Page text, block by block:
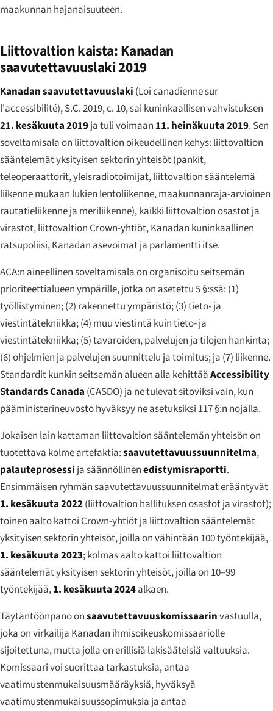
maakunnan hajanaisuuteen.
Liittovaltion kaista: Kanadan
saavutettavuuslaki 2019
Kanadan saavutettavuuslaki (Loi canadienne sur
l'accessibilité), S.C. 2019, c. 10, sai kuninkaallisen vahvistuksen
21. kesäkuuta 2019ja tuli voimaan 11. heinäkuuta 2019. Sen
soveltamisala on liittovaltion oikeudellinen kehys: liittovaltion
sääntelemät yksityisen sektorin yhteisöt (pankit,
teleoperaattorit, yleisradiotoimijat, liittovaltion sääntelemä
liikenne mukaan lukien lentoliikenne, maakunnanraja-arvioinen
rautatieliikenne ja meriliikenne), kaikki liittovaltion osastot ja
virastot, liittovaltion Crown-yhtiöt, Kanadan kuninkaallinen
ratsupoliisi, Kanadan asevoimat ja parlamentti itse.
ACA:n aineellinen soveltamisala on organisoitu seitsemän
prioriteettialueen ympärille, jotka on asetettu 5 §:ssä: (1)
työllistyminen; (2) rakennettu ympäristö; (3) tieto- ja
viestintätekniikka; (4) muu viestintä kuin tieto- ja
viestintätekniikka; (5) tavaroiden, palvelujen ja tilojen hankinta;
(6) ohjelmien ja palvelujen suunnittelu ja toimitus; ja (7) liikenne.
Standardit kunkin seitsemän alueen alla kehittääAccessibility
Standards Canada (CASDO) ja ne tulevat sitoviksi vain, kun
pääministerineuvosto hyväksyy ne asetuksiksi 117 §:n nojalla.
Jokaisen lain kattaman liittovaltion sääntelemän yhteisön on
tuotettava kolme artefaktia:saavutettavuussuunnitelma,
palauteprosessi ja säännöllinenedistymisraportti.
Ensimmäisen ryhmän saavutettavuussuunnitelmat erääntyvät
1. kesäkuuta 2022(liittovaltion hallituksen osastot ja virastot);
toinen aalto kattoi Crown-yhtiöt ja liittovaltion sääntelemät
yksityisen sektorin yhteisöt, joilla on vähintään 100 työntekijää,
1. kesäkuuta 2023; kolmas aalto kattoi liittovaltion
sääntelemät yksityisen sektorin yhteisöt, joilla on 10–99
työntekijää,1. kesäkuuta 2024alkaen.
Täytäntöönpano onsaavutettavuuskomissaarinvastuulla,
joka on virkailija Kanadan ihmisoikeuskomissaariolle
sijoitettuna, mutta jolla on erillisiä lakisääteisiä valtuuksia.
Komissaari voi suorittaa tarkastuksia, antaa
vaatimustenmukaisuusmääräyksiä, hyväksyä
vaatimustenmukaisuussopimuksia ja antaa